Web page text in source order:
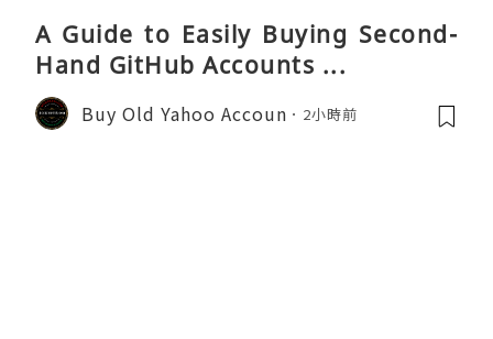
A Guide to Easily Buying Second-
Hand GitHub Accounts ...
Buy Old Yahoo Accoun 2小時前